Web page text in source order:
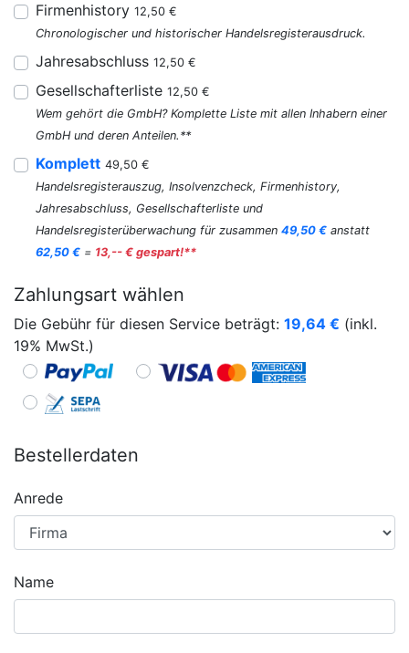
Firmenhistory 12,50 €
Chronologischer und historischer Handelsregisterausdruck.
Jahresabschluss 12,50 €
Gesellschafterliste 12,50 €
Wem gehört die GmbH? Komplette Liste mit allen Inhabern einer
GmbH und deren Anteilen.**
Komplett 49,50 €
Handelsregisterauszug, Insolvenzcheck, Firmenhistory,
Jahresabschluss, Gesellschafterliste und
Handelsregisterüberwachung für zusammen 49,50 € anstatt
62,50 € = 13,-- € gespart!**
Zahlungsart wählen
Die Gebühr für diesen Service beträgt: 19,64 € (inkl.
19% MwSt.)
Bestellerdaten
Anrede
Name